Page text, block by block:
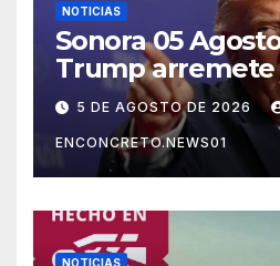
NOTICIAS
Sonora 05
Trump arremete
México, Canadá y
potencias por
abusos
5 DE AGOSTO DE 2026
ENCONCRETO.NEWS01
NOTICIAS